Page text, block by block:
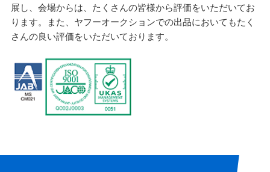
展し、会場からは、たくさんの皆様から評価をいただいてお
ります。また、ヤフーオークションでの出品においてもたく
さんの良い評価をいただいております。